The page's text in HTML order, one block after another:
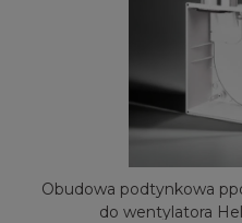
Obudowa podtynkowa
do wentylatora